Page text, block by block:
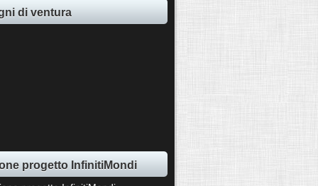
di ventura
progetto InfinitiMondi